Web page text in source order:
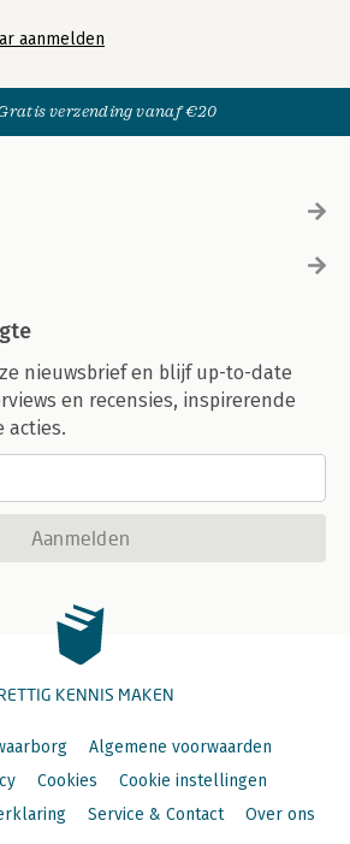
aanmelden
verzending vanaf €20
nieuwsbrief en blijf up-to-date
en recensies, inspirerende
acties.
Aanmelden
KENNIS MAKEN
Algemene voorwaarden
Cookies
Cookie instellingen
Service & Contact Over ons